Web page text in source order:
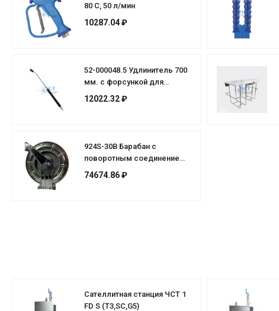
80 C, 50 л/мин
10287.04 ₽
52-000048.5 Удлинитель 700
мм. с форсункой для
ополаскивания 15 град.
12022.32 ₽
924S-30B Барабан с
поворотным соединением
для рукава 1/2"
74674.86 ₽
Сателлитная станция ЧСТ 1
FD S (T3,SC,G5)